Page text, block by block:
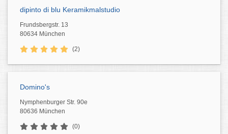
dipinto di blu Keramikmalstudio
Frundsbergstr. 13
80634 München
(2)
Domino's
Nymphenburger Str. 90e
80636 München
(0)